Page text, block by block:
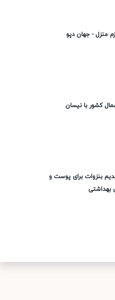
منزل - جهان دپو
کشور با نیسان
بنزوات برای پوست و